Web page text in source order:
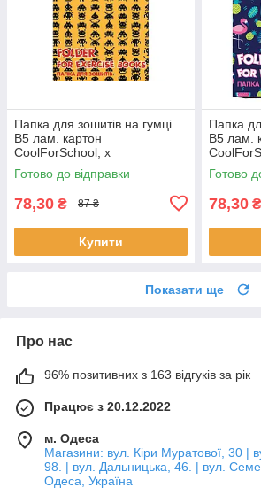
Папка для зошитів на гумці
В5 лам. картон
CoolForSchool, х
Готово до відправки
78,30 ₴ 87 ₴
Купити
Папка
В5 лам.
Готово
78,30 ₴
Показати ще
Про нас
96% позитивних з 163 відгуків за рік
Працює з 20.12.2022
м. Одеса
Магазини: вул. Кіри Муратової, 30 |
98. | вул. Дальницька, 46. | вул.
Одеса, Україна